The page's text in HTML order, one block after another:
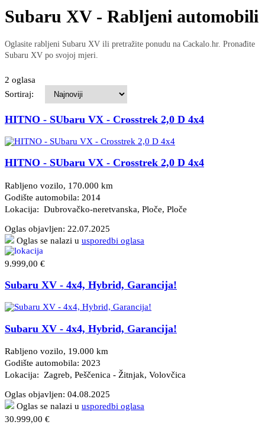
Subaru XV - Rabljeni automobili
Oglasite rabljeni Subaru XV ili pretražite ponudu na Cackalo.hr. Pronađite
Subaru XV po svojoj mjeri.
2 oglasa
Sortiraj:
HITNO - SUbaru VX - Crosstrek 2,0 D 4x4
HITNO - SUbaru VX - Crosstrek 2,0 D 4x4
Rabljeno vozilo, 170.000 km
Godište automobila: 2014
Lokacija: Dubrovačko-neretvanska, Ploče, Ploče
Oglas objavljen: 22.07.2025
Oglas se nalazi u usporedbi oglasa
9.999,00 €
Subaru XV - 4x4, Hybrid, Garancija!
Subaru XV - 4x4, Hybrid, Garancija!
Rabljeno vozilo, 19.000 km
Godište automobila: 2023
Lokacija: Zagreb, Peščenica - Žitnjak, Volovčica
Oglas objavljen: 04.08.2025
Oglas se nalazi u usporedbi oglasa
30.999,00 €